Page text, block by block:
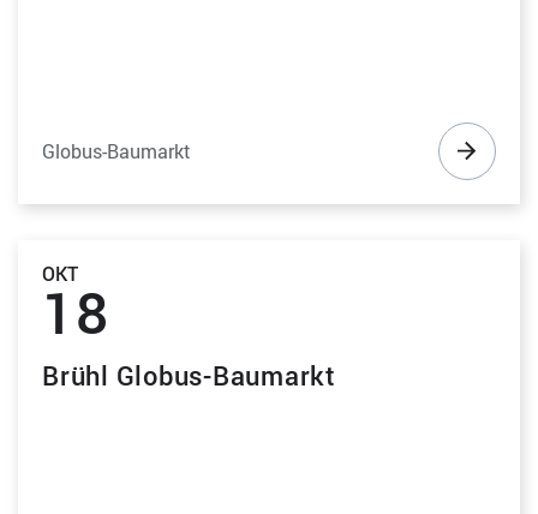
Globus-Baumarkt
OKT
18
Brühl Globus-Baumarkt